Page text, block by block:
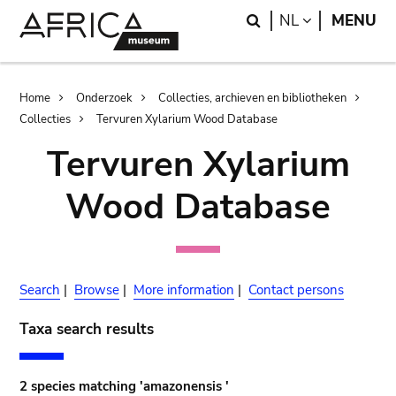
Search
NL LANGUAGE
MENU
Breadcrumb
Home Onderzoek
Collecties, archieven en bibliotheken
Collecties
Tervuren Xylarium Wood Database
Tervuren Xylarium
Wood Database
Search | Browse | More information | Contact persons
Taxa search results
2 species matching 'amazonensis '